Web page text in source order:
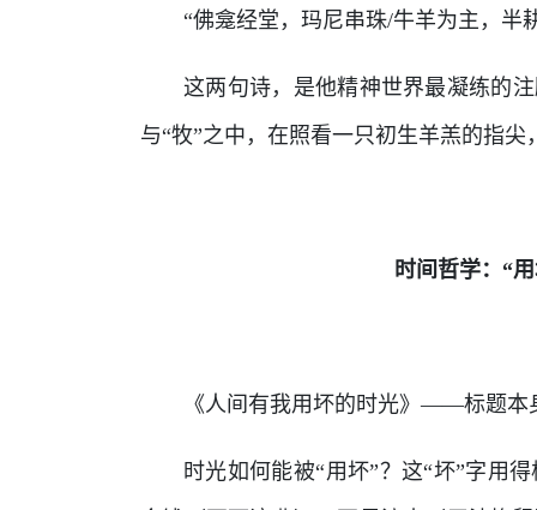
“佛龛经堂，玛尼串珠/牛羊为主，半
这两句诗，是他精神世界最凝练的
与“牧”之中，在照看一只初生羊羔的指
时间哲学：“
《人间有我用坏的时光》——标题本
时光如何能被“用坏”？这“坏”字用